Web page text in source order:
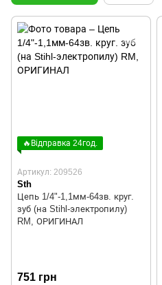
🔥Відправка 24год.
Артикул: 209526
Sth
Цепь 1/4"-1,1мм-64зв. круг.
зуб (на Stihl-электропилу)
RM, ОРИГИНАЛ
751 грн